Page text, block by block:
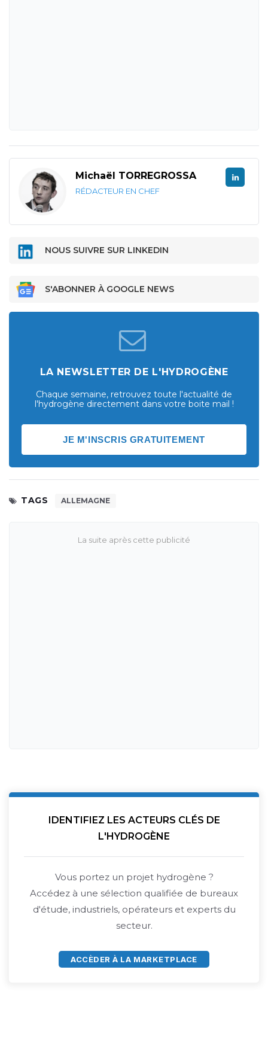
Michaël TORREGROSSA
RÉDACTEUR EN CHEF
NOUS SUIVRE SUR LINKEDIN
S'ABONNER À GOOGLE NEWS
LA NEWSLETTER DE L'HYDROGÈNE
Chaque semaine, retrouvez toute l'actualité de
l'hydrogène directement dans votre boite mail !
JE M'INSCRIS GRATUITEMENT
TAGS ALLEMAGNE
IDENTIFIEZ LES ACTEURS CLÉS DE
L'HYDROGÈNE
Vous portez un projet hydrogène ?
Accédez à une sélection qualifiée de bureaux
d'étude, industriels, opérateurs et experts du
secteur.
ACCÈDER À LA MARKETPLACE